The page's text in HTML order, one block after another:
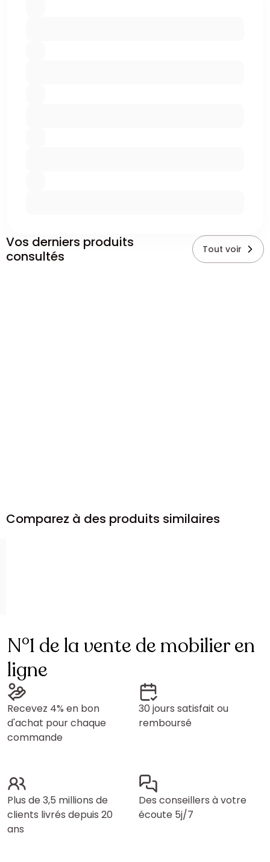
Vos derniers produits
consultés
Tout voir
Comparez à des produits similaires
N°1 de la vente de mobilier en
ligne
Recevez 4% en bon
d'achat pour chaque
commande
30 jours satisfait ou
remboursé
Plus de 3,5 millions de
clients livrés depuis 20
ans
Des conseillers à votre
écoute 5j/7